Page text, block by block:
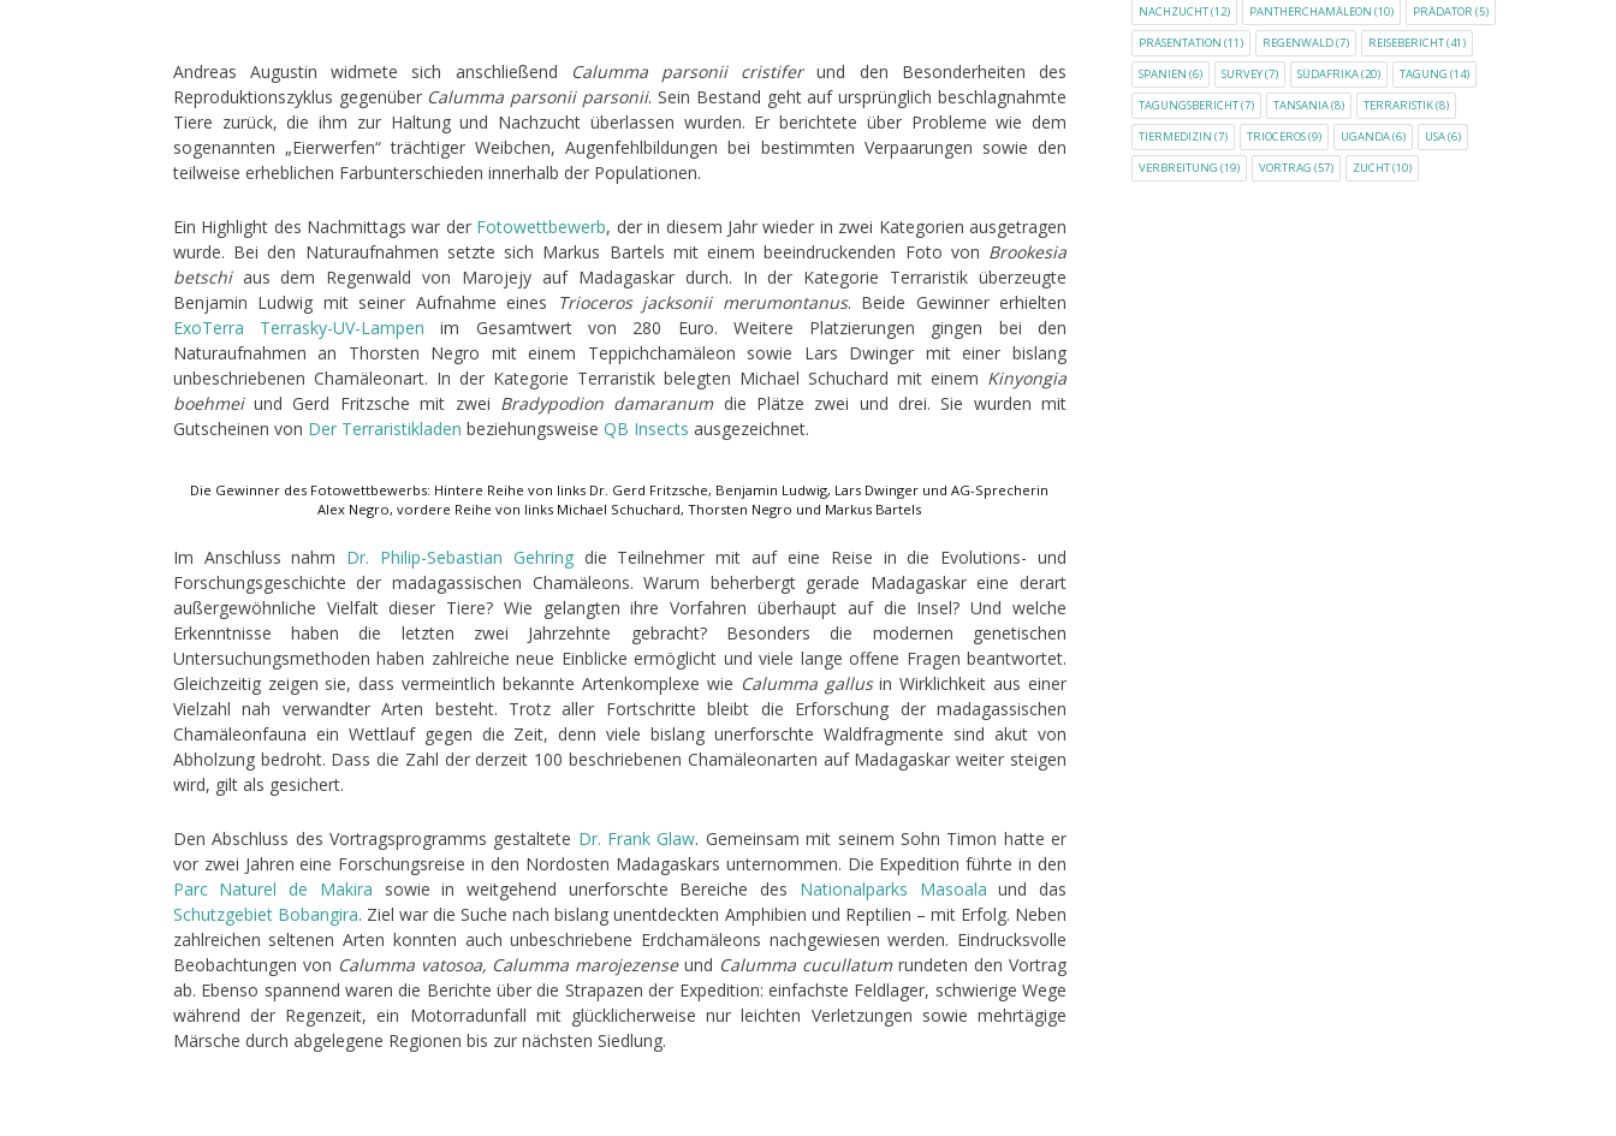
Andreas Augustin widmete sich anschließend Calumma parsonii cristiferund den Besonderheiten des
Reproduktionszyklus gegenüber Calumma parsonii parsonii. Sein Bestand geht auf ursprünglich beschlagnahmte
Tiere zurück, die ihm zur Haltung und Nachzucht überlassen wurden. Er berichtete über Probleme wie dem
sogenannten „Eierwerfen“ trächtiger Weibchen, Augenfehlbildungen bei bestimmten Verpaarungen sowie den
teilweise erheblichen Farbunterschieden innerhalb der Populationen.
Ein Highlight des Nachmittags war der Fotowettbewerb, der in diesem Jahr wieder in zwei Kategorien ausgetragen
wurde. Bei den Naturaufnahmen setzte sich Markus Bartels mit einem beeindruckenden Foto von Brookesia
betschiaus dem Regenwald von Marojejy auf Madagaskar durch. In der Kategorie Terraristik überzeugte
Benjamin Ludwig mit seiner Aufnahme eines
Trioceros jacksonii merumontanus. Beide Gewinner erhielten
ExoTerra Terrasky-UV-Lampen im Gesamtwert von 280 Euro. Weitere Platzierungen gingen bei den
Naturaufnahmen an Thorsten Negro mit einem Teppichchamäleon sowie Lars Dwinger mit einer bislang
unbeschriebenen Chamäleonart. In der Kategorie Terraristik belegten Michael Schuchard mit einem Kinyongia
boehmeiund Gerd Fritzsche mit zwei Bradypodion damaranumdie Plätze zwei und drei. Sie wurden mit
Gutscheinen von Der Terraristikladen beziehungsweise QB Insects ausgezeichnet.
Die Gewinner des Fotowettbewerbs: Hintere Reihe von links Dr. Gerd Fritzsche, Benjamin Ludwig, Lars Dwinger und AG-Sprecherin
Alex Negro, vordere Reihe von links Michael Schuchard, Thorsten Negro und Markus Bartels
Im Anschluss nahm Dr. Philip-Sebastian Gehringdie Teilnehmer mit auf eine Reise in die Evolutions- und
Forschungsgeschichte der madagassischen Chamäleons. Warum beherbergt gerade Madagaskar eine derart
außergewöhnliche Vielfalt dieser Tiere? Wie gelangten ihre Vorfahren überhaupt auf die Insel? Und welche
Erkenntnisse haben die letzten zwei Jahrzehnte gebracht? Besonders die modernen genetischen
Untersuchungsmethoden haben zahlreiche neue Einblicke ermöglicht und viele lange offene Fragen beantwortet.
Gleichzeitig zeigen sie, dass vermeintlich bekannte Artenkomplexe wie Calumma gallusin Wirklichkeit aus einer
Vielzahl nah verwandter Arten besteht. Trotz aller Fortschritte bleibt die Erforschung der madagassischen
Chamäleonfauna ein Wettlauf gegen die Zeit, denn viele bislang unerforschte Waldfragmente sind akut von
Abholzung bedroht. Dass die Zahl der derzeit 100 beschriebenen Chamäleonarten auf Madagaskar weiter steigen
wird, gilt als gesichert.
Den Abschluss des Vortragsprogramms gestaltete Dr. Frank Glaw. Gemeinsam mit seinem Sohn Timon hatte er
vor zwei Jahren eine Forschungsreise in den Nordosten Madagaskars unternommen. Die Expedition führte in den
Parc Naturel de Makira sowie in weitgehend unerforschte Bereiche des Nationalparks Masoala und das
Schutzgebiet Bobangira. Ziel war die Suche nach bislang unentdeckten Amphibien und Reptilien – mit Erfolg. Neben
zahlreichen seltenen Arten konnten auch unbeschriebene Erdchamäleons nachgewiesen werden. Eindrucksvolle
Beobachtungen von Calumma vatosoa, Calumma marojezenseund Calumma cucullatumrundeten den Vortrag
ab. Ebenso spannend waren die Berichte über die Strapazen der Expedition: einfachste Feldlager, schwierige Wege
während der Regenzeit, ein Motorradunfall mit glücklicherweise nur leichten Verletzungen sowie mehrtägige
Märsche durch abgelegene Regionen bis zur nächsten Siedlung.
NACHZUCHT(12) PANTHERCHAMÄLEON (10) PRÄDATOR(5)
PRÄSENTATION (11) REGENWALD(7) REISEBERICHT(41)
SPANIEN (6) SURVEY(7) SÜDAFRIKA(20) TAGUNG (14)
TAGUNGSBERICHT(7) TANSANIA(8) TERRARISTIK(8)
TIERMEDIZIN (7) TRIOCEROS(9) UGANDA(6) USA(6)
VERBREITUNG (19) VORTRAG (57) ZUCHT(10)